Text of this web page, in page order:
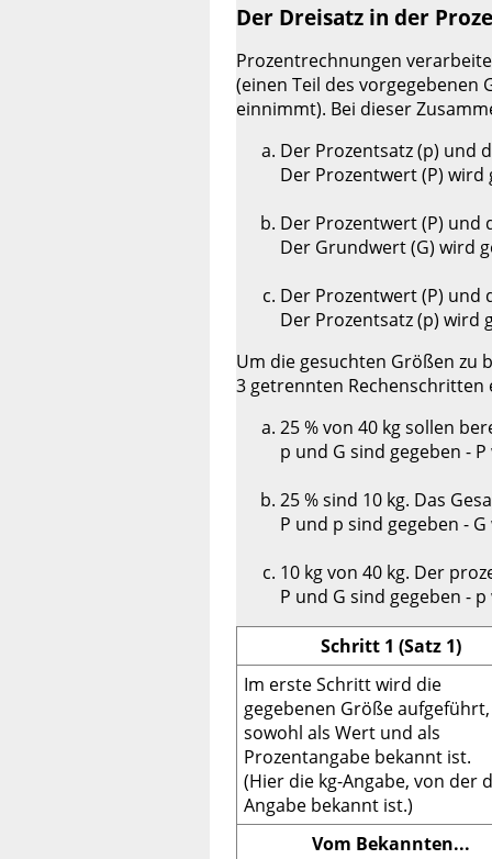
Der Dreisatz in der
Prozentrechnungen
(einen Teil des vorgegebenen
einnimmt). Bei dieser
Der Prozentsatz (p) und
Der Prozentwert (P) wird
Der Prozentwert (P) und
Der Grundwert (G) wird
Der Prozentwert (P) und
Der Prozentsatz (p) wird
Um die gesuchten Größen zu
3 getrennten
25 % von 40 kg sollen
p und G sind gegeben -
25 % sind 10 kg. Das
P und p sind gegeben -
10 kg von 40 kg. Der
P und G sind gegeben -
Schritt 1 (Satz 1)
Im erste Schritt wird die
gegebenen Größe
sowohl als Wert und als
Prozentangabe bekannt ist.
(Hier die kg-Angabe, von der
Angabe bekannt ist.)
Vom Bekannten...